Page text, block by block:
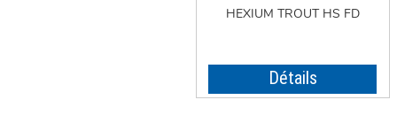
HEXIUM TROUT HS FD
Détails